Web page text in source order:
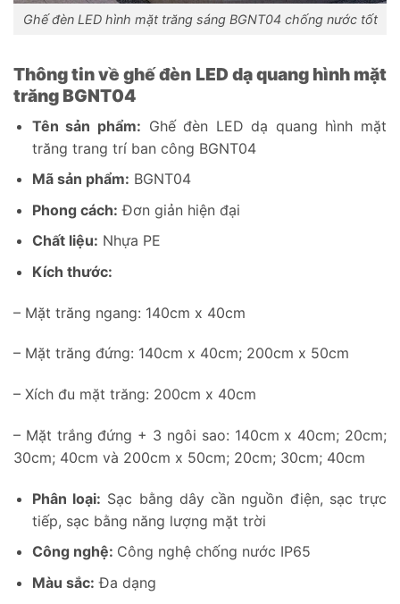
Ghế đèn LED hình mặt trăng sáng BGNT04 chống nước tốt
Thông tin về ghế đèn LED dạ quang hình mặt
trăng BGNT04
Tên sản phẩm: Ghế đèn LED dạ quang hình mặt
trăng trang trí ban công BGNT04
Mã sản phẩm: BGNT04
Phong cách: Đơn giản hiện đại
Chất liệu: Nhựa PE
Kích thước:
– Mặt trăng ngang: 140cm x 40cm
– Mặt trăng đứng: 140cm x 40cm; 200cm x 50cm
– Xích đu mặt trăng: 200cm x 40cm
– Mặt trắng đứng + 3 ngôi sao: 140cm x 40cm; 20cm;
30cm; 40cm và 200cm x 50cm; 20cm; 30cm; 40cm
Phân loại: Sạc bằng dây cần nguồn điện, sạc trực
tiếp, sạc bằng năng lượng mặt trời
Công nghệ: Công nghệ chống nước IP65
Màu sắc: Đa dạng